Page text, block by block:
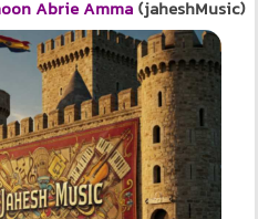
Abrie Amma(jaheshMusic)